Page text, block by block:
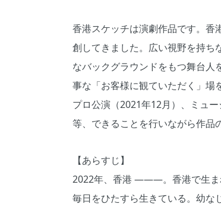
香港スケッチは演劇作品です。香
創してきました。広い視野を持ち
なバックグラウンドをもつ舞台人
事な「お客様に観ていただく」場
プロ公演（2021年12月）、ミュ
等、できることを行いながら作品
【あらすじ】
2022年、香港 ―――。香港で生ま
毎日をひたすら生きている。幼な